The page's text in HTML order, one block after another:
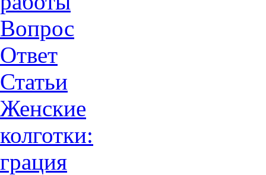
Вопрос
Ответ
Статьи
Женские
колготки:
грация